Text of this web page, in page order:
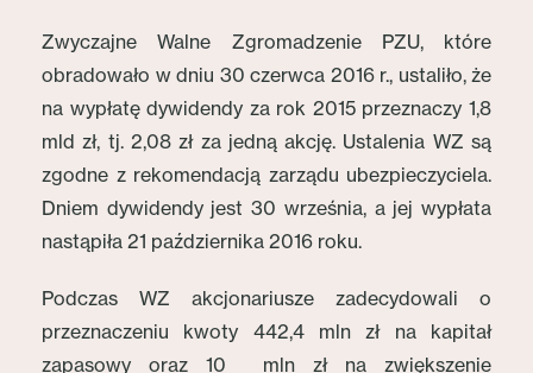
Zwyczajne Walne Zgromadzenie PZU, które
obradowało w dniu 30 czerwca 2016 r., ustaliło, że
na wypłatę dywidendy za rok 2015 przeznaczy 1,8
mld zł, tj. 2,08 zł za jedną akcję. Ustalenia WZ są
zgodne z rekomendacją zarządu ubezpieczyciela.
Dniem dywidendy jest 30 września, a jej wypłata
nastąpiła 21 października 2016 roku.
Podczas WZ akcjonariusze zadecydowali o
przeznaczeniu kwoty 442,4 mln zł na kapitał
zapasowy oraz 10 mln zł na zwiększenie